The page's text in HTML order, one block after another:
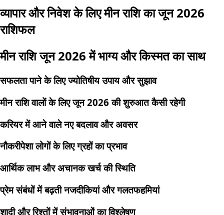
व्यापार और निवेश के लिए मीन राशि का जून 2026
राशिफल
मीन राशि जून 2026 में भाग्य और किस्मत का साथ
सफलता पाने के लिए ज्योतिषीय उपाय और सुझाव
मीन राशि वालों के लिए जून 2026 की शुरुआत कैसी रहेगी
करियर में आने वाले नए बदलाव और अवसर
नौकरीपेशा लोगों के लिए ग्रहों का प्रभाव
आर्थिक लाभ और अचानक खर्च की स्थिति
प्रेम संबंधों में बढ़ती नजदीकियां और गलतफहमियां
शादी और रिश्तों में संभावनाओं का विश्लेषण